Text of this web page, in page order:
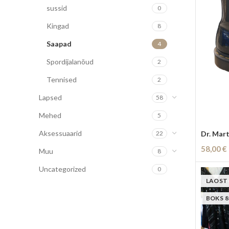
sussid 0
Kingad 8
Saapad 4
Spordijalanõud 2
Tennised 2
Lapsed 58
Mehed 5
Aksessuaarid 22
Muu 8
Uncategorized 0
Dr.
58,00€
Lisa
BOKS